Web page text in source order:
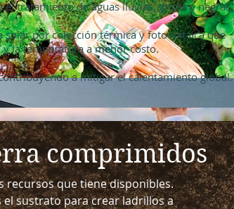
tratamiento de aguas lluvias, grises y negras.
solar por colección térmica y fotovoltaica que
la temperatura a menor costo.
a mitigar el calentamiento global.
comprimidos
recursos que tiene disponibles.
el sustrato para crear ladrillos a